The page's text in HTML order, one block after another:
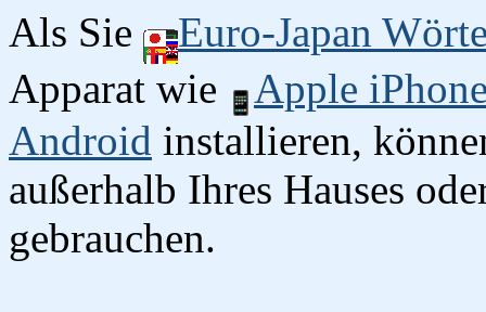
Als Sie
Euro-Japan
Apparat wie
Apple
Android installieren,
außerhalb Ihres Hauses
gebrauchen.